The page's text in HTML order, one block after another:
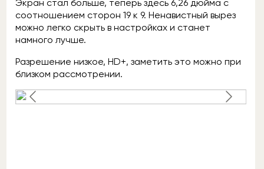
Экран стал больше, теперь здесь 6,26 дюйма с
соотношением сторон 19 к 9. Ненавистный вырез
можно легко скрыть в настройках и станет
намного лучше.
Разрешение низкое, HD+, заметить это можно при
близком рассмотрении.